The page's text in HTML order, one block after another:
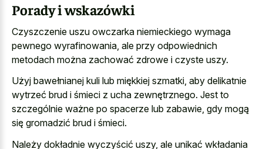
Porady i wskazówki
Czyszczenie uszu owczarka niemieckiego wymaga
pewnego wyrafinowania, ale przy odpowiednich
metodach można zachować zdrowe i czyste uszy.
Użyj bawełnianej kuli lub miękkiej szmatki, aby delikatnie
wytrzeć brud i śmieci z ucha zewnętrznego. Jest to
szczególnie ważne po spacerze lub zabawie, gdy mogą
się gromadzić brud i śmieci.
Należy dokładnie wyczyścić uszy, ale unikać wkładania